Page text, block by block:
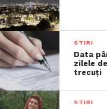
STIRI
Data
zilele
trecuţi
STIRI